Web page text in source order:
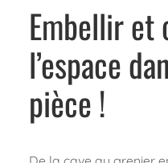
Embellir et
l’espace
pièce !